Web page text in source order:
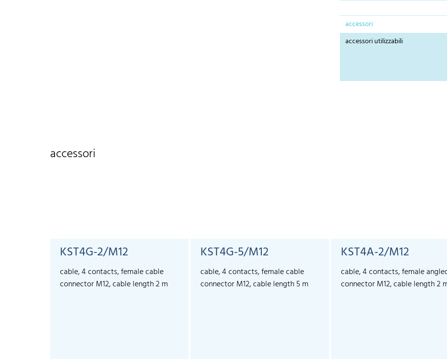
accessori
accessori utilizzabili
accessori
KST4G-2/M12
cable, 4 contacts, female cable
connector M12, cable length 2 m
KST4G-5/M12
cable, 4 contacts, female cable
connector M12, cable length 5 m
KST4A-2/M12
cable, 4 contacts, female
connector M12, cable length 2